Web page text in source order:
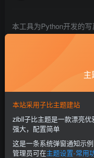
本工具为Python开发的
持关键词搜索、链接解
于Windows系统，免登
主
本站采用子比主题建站
zibll子比主题是一款漂亮
强大，配置简单
这是一条系统弹窗通知示例
管理员可在主题设置-常用